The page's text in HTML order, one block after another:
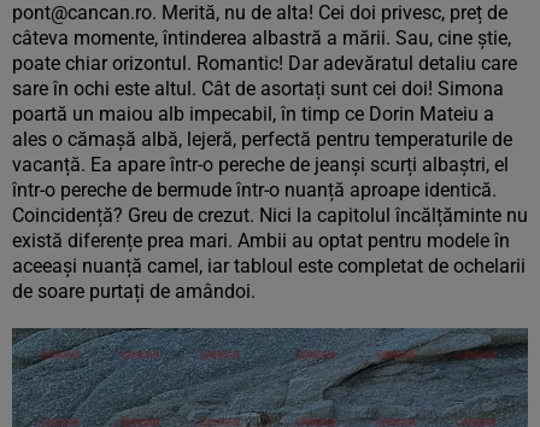
pont@cancan.ro. Merită, nu de alta! Cei doi privesc, preț de
câteva momente, întinderea albastră a mării. Sau, cine știe,
poate chiar orizontul. Romantic! Dar adevăratul detaliu care
sare în ochi este altul. Cât de asortați sunt cei doi! Simona
poartă un maiou alb impecabil, în timp ce Dorin Mateiu a
ales o cămașă albă, lejeră, perfectă pentru temperaturile de
vacanță. Ea apare într-o pereche de jeanși scurți albaștri, el
într-o pereche de bermude într-o nuanță aproape identică.
Coincidență? Greu de crezut. Nici la capitolul încălțăminte nu
există diferențe prea mari. Ambii au optat pentru modele în
aceeași nuanță camel, iar tabloul este completat de ochelarii
de soare purtați de amândoi.